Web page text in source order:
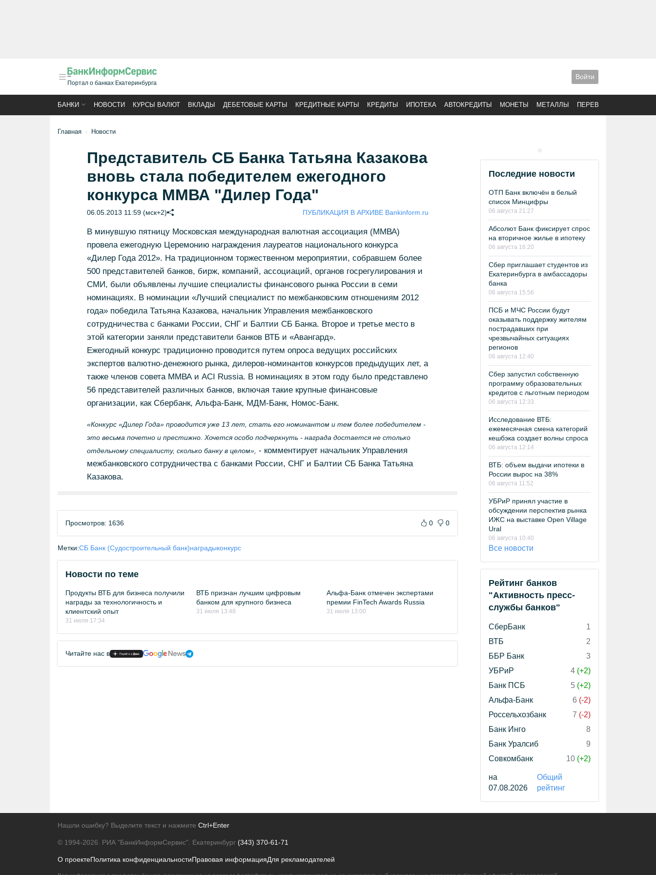
Портал о банках Екатеринбурга
Войти
БАНКИ НОВОСТИ КУРСЫ ВАЛЮТ ВКЛАДЫ ДЕБЕТОВЫЕ КАРТЫ КРЕДИТНЫЕ КАРТЫ КРЕДИТЫ ИПОТЕКА АВТОКРЕДИТЫ МОНЕТЫ МЕТАЛЛЫ ПЕРЕВОДЫ
Главная Новости
Представитель СБ Банка Татьяна Казакова
вновь стала победителем ежегодного
конкурса ММВА "Дилер Года"
06.05.2013 11:59 (мск+2) ПУБЛИКАЦИЯ В АРХИВЕ Bankinform.ru
В минувшую пятницу Московская международная валютная ассоциация (ММВА)
провела ежегодную Церемонию награждения лауреатов национального конкурса
«Дилер Года 2012». На традиционном торжественном мероприятии, собравшем более
500 представителей банков, бирж, компаний, ассоциаций, органов госрегулирования и
СМИ, были объявлены лучшие специалисты финансового рынка России в семи
номинациях. В номинации «Лучший специалист по межбанковским отношениям 2012
года» победила Татьяна Казакова, начальник Управления межбанковского
сотрудничества с банками России, СНГ и Балтии СБ Банка. Второе и третье место в
этой категории заняли представители банков ВТБ и «Авангард».
Ежегодный конкурс традиционно проводится путем опроса ведущих российских
экспертов валютно-денежного рынка, дилеров-номинантов конкурсов предыдущих лет, а
также членов совета ММВА и ACI Russia. В номинациях в этом году было представлено
56 представителей различных банков, включая такие крупные финансовые
организации, как Сбербанк, Альфа-Банк, МДМ-Банк, Номос-Банк.
«Конкурс «Дилер Года» проводится уже 13 лет, стать его номинантом и тем более победителем -
это весьма почетно и престижно. Хочется особо подчеркнуть - награда достается не столько
отдельному специалисту, сколько банку в целом», - комментирует начальник Управления
межбанковского сотрудничества с банками России, СНГ и Балтии СБ Банка Татьяна
Казакова.
Просмотров: 1636 0 0
Метки:СБ Банк (Судостроительный банк)наградыконкурс
Новости по теме
Продукты ВТБ для бизнеса получили
награды за технологичность и
клиентский опыт
31 июля 17:34
ВТБ признан лучшим цифровым
банком для крупного бизнеса
31 июля 13:48
Альфа-Банк отмечен экспертами
премии FinTech Awards Russia
31 июля 13:00
Читайте нас в
Последние новости
ОТП Банк включён в белый
список Минцифры
06 августа 21:27
Абсолют Банк фиксирует спрос
на вторичное жилье в ипотеку
06 августа 16:20
Сбер приглашает студентов из
Екатеринбурга в амбассадоры
банка
06 августа 15:56
ПСБ и МЧС России будут
оказывать поддержку жителям
пострадавших при
чрезвычайных ситуациях
регионов
06 августа 12:40
Сбер запустил собственную
программу образовательных
кредитов с льготным периодом
06 августа 12:33
Исследование ВТБ:
ежемесячная смена категорий
кешбэка создает волны спроса
06 августа 12:14
ВТБ: объем выдачи ипотеки в
России вырос на 38%
06 августа 11:52
УБРиР принял участие в
обсуждении перспектив рынка
ИЖС на выставке Open Village
Ural
06 августа 10:40
Все новости
Рейтинг банков
"Активность пресс-
службы банков"
СберБанк
1
ВТБ
2
ББР Банк
3
УБРиР
4 (+2)
Банк ПСБ
5 (+2)
Альфа-Банк
6 (-2)
Россельхозбанк
7 (-2)
Банк Инго
8
Банк Уралсиб
9
Совкомбанк
10 (+2)
на
07.08.2026
Общий
рейтинг
Нашли ошибку? Выделите текст и нажмите Ctrl+Enter
© 1994-2026. РИА "БанкИнформСервис". Екатеринбург (343) 370-61-71
О проектеПолитика конфиденциальностиПравовая информацияДля рекламодателей